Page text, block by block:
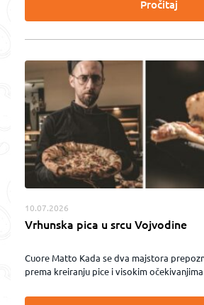
Pročitaj
10.07.2026
Vrhunska pica u srcu Vojvodine
Cuore Matto Kada se dva majstora
prema kreiranju pice i visokim